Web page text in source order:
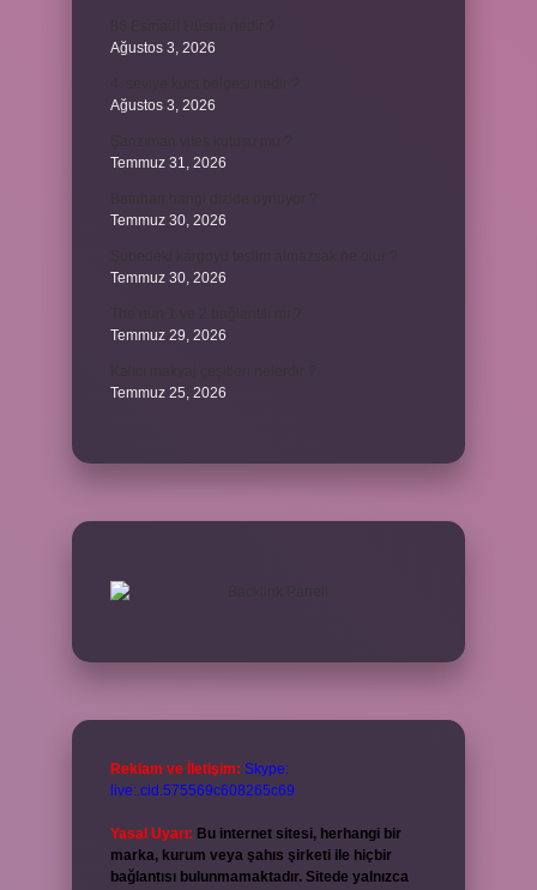
Ağustos 3, 2026
Ağustos 3, 2026
Temmuz 31, 2026
Temmuz 30, 2026
Temmuz 30, 2026
Temmuz 29, 2026
Temmuz 25, 2026
Reklam ve İletişim: Skype:
live:.cid.575569c608265c69
Yasal Uyarı: Bu internet sitesi, herhangi bir
marka, kurum veya şahıs şirketi ile hiçbir
bağlantısı bulunmamaktadır. Sitede yalnızca